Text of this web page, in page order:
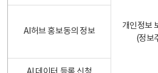
개인정보
(정보
AI허브 홍보동의 정보